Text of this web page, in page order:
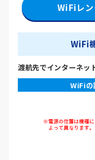
WiFiレ
WiFi
渡航先でインターネッ
WiFiの